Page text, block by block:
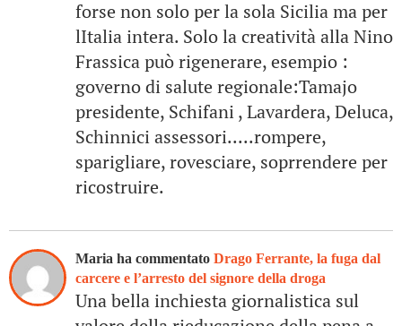
forse non solo per la sola Sicilia ma per
lItalia intera. Solo la creatività alla Nino
Frassica può rigenerare, esempio :
governo di salute regionale:Tamajo
presidente, Schifani , Lavardera, Deluca,
Schinnici assessori.....rompere,
sparigliare, rovesciare, soprrendere per
ricostruire.
Maria ha commentato Drago Ferrante, la fuga dal
carcere e l’arresto del signore della droga
Una bella inchiesta giornalistica sul